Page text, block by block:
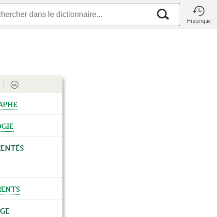
Historique